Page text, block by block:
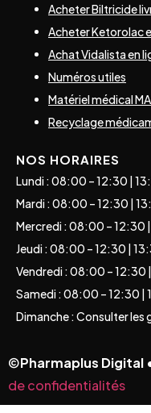
Acheter Biltricide
Acheter Ketorolac
Achat Vidalista en
Numéros utiles
Matériel médical
Recyclage
NOS HORAIRES
Lundi : 08:00 – 12:30 |
Mardi : 08:00 – 12:30 |
Mercredi : 08:00 – 12:30
Jeudi : 08:00 – 12:30 |
Vendredi : 08:00 – 12:30
Samedi : 08:00 – 12:30 |
Dimanche : Consulter les
©Pharmaplus Digital
de confidentialités